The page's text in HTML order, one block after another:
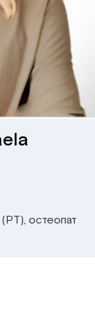
остеопат